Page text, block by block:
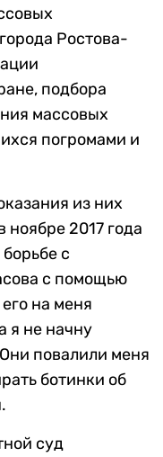
Ростова-
подбора
массовых
погромами и
из них
2017 года
с
с помощью
на меня
я не начну
повалили меня
ботинки об
суд